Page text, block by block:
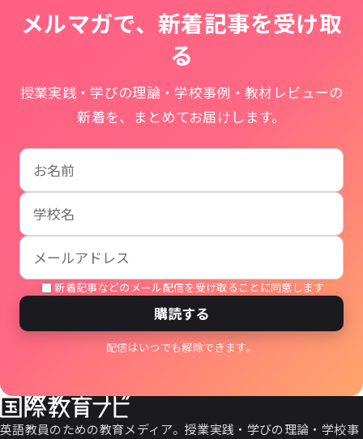
メルマガで、新着記事を受け取
る
授業実践・学びの理論・学校事例・教材レビューの
新着を、まとめてお届けします。
お名前
学校名
メールアドレス
新着記事などのメール配信を受け取ることに同意します
購読する
配信はいつでも解除できます。
英語教員のための教育メディア。授業実践・学びの理論・学校事